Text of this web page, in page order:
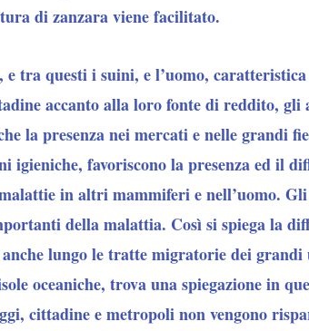
di zanzara viene facilitato.
tra questi i suini, e l’uomo,
accanto alla loro fonte di reddito,
la presenza nei mercati e nelle grandi
igieniche, favoriscono la presenza ed il
in altri mammiferi e nell’uomo.
della malattia. Così si spiega la
lungo le tratte migratorie dei
oceaniche, trova una spiegazione in
cittadine e metropoli non vengono